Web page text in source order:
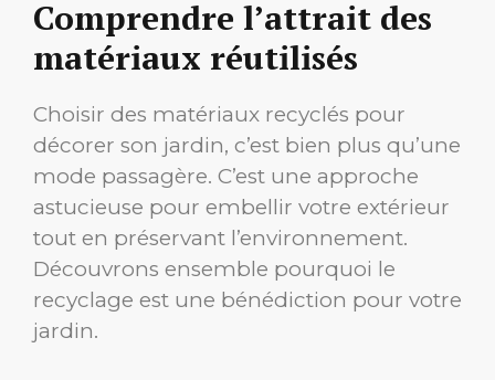
Comprendre l’attrait des
matériaux réutilisés
Choisir des matériaux recyclés pour
décorer son jardin, c’est bien plus qu’une
mode passagère. C’est une approche
astucieuse pour embellir votre extérieur
tout en préservant l’environnement.
Découvrons ensemble pourquoi le
recyclage est une bénédiction pour votre
jardin.